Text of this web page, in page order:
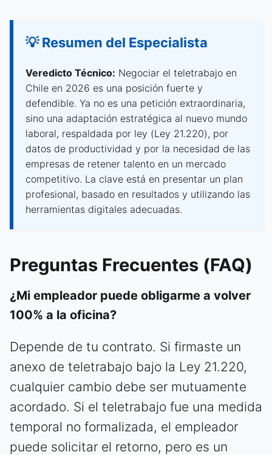
💡 Resumen del Especialista
Veredicto Técnico: Negociar el teletrabajo en
Chile en 2026 es una posición fuerte y
defendible. Ya no es una petición extraordinaria,
sino una adaptación estratégica al nuevo mundo
laboral, respaldada por ley (Ley 21.220), por
datos de productividad y por la necesidad de las
empresas de retener talento en un mercado
competitivo. La clave está en presentar un plan
profesional, basado en resultados y utilizando las
herramientas digitales adecuadas.
Preguntas Frecuentes (FAQ)
¿Mi empleador puede obligarme a volver
100% a la oficina?
Depende de tu contrato. Si firmaste un
anexo de teletrabajo bajo la Ley 21.220,
cualquier cambio debe ser mutuamente
acordado. Si el teletrabajo fue una medida
temporal no formalizada, el empleador
puede solicitar el retorno, pero es un